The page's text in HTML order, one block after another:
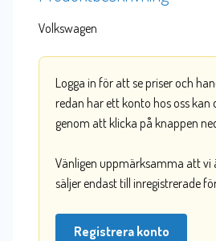
Volkswagen
Logga in för att se priser och
redan har ett konto hos oss kan
genom att klicka på knappen
Vänligen uppmärksamma att vi
säljer endast till inregistrerade
Registrera konto